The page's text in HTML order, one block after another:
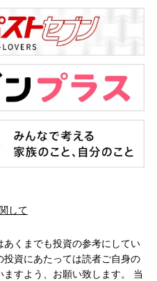
して
くまでも投資の参考にしてい
資にあたっては読者ご自身の
すよう、お願い致します。 当